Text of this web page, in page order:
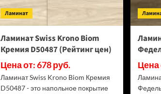
88
Дуб
Выбеленный
(Рейтинг
цен)
Ламинат
Ламинат Swiss Krono Biom
Кремия D50487 (Рейтинг цен)
Цена от: 678 руб.
Ламинат Swiss Krono Biom Кремия
D50487 - это напольное покрытие
Цена